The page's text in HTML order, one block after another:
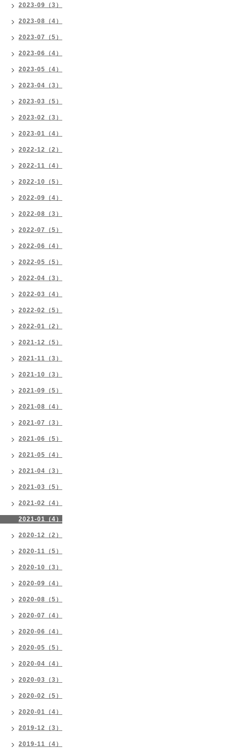
2023-09（3）
2023-08（4）
2023-07（5）
2023-06（4）
2023-05（4）
2023-04（3）
2023-03（5）
2023-02（3）
2023-01（4）
2022-12（2）
2022-11（4）
2022-10（5）
2022-09（4）
2022-08（3）
2022-07（5）
2022-06（4）
2022-05（5）
2022-04（3）
2022-03（4）
2022-02（5）
2022-01（2）
2021-12（5）
2021-11（3）
2021-10（3）
2021-09（5）
2021-08（4）
2021-07（3）
2021-06（5）
2021-05（4）
2021-04（3）
2021-03（5）
2021-02（4）
2021-01（4）
2020-12（2）
2020-11（5）
2020-10（3）
2020-09（4）
2020-08（5）
2020-07（4）
2020-06（4）
2020-05（5）
2020-04（4）
2020-03（3）
2020-02（5）
2020-01（4）
2019-12（3）
2019-11（4）